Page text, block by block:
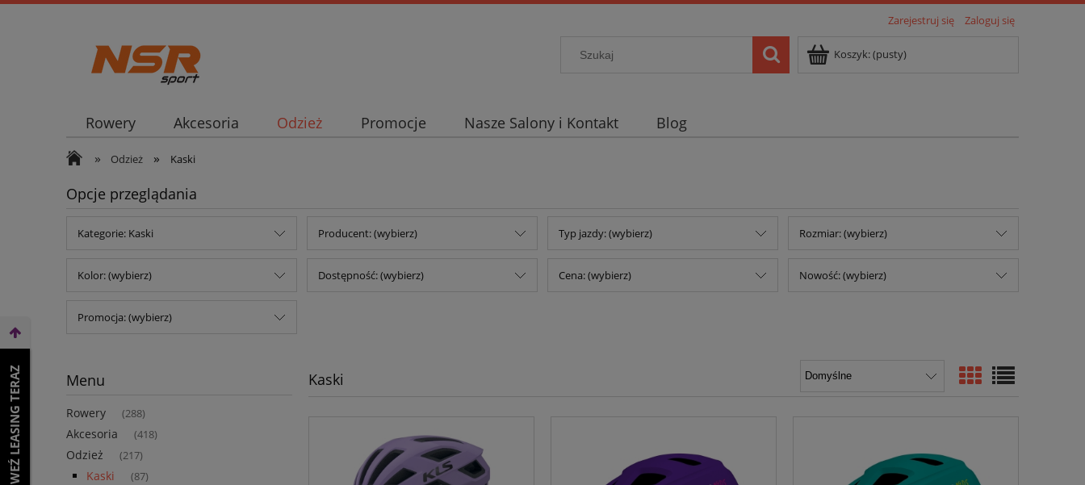
Zarejestruj się Zaloguj się
Koszyk:(pusty)
Rowery Akcesoria Odzież Promocje Nasze Salony i Kontakt Blog
» Odzież » Kaski
Opcje przeglądania
Kategorie: Kaski Producent: (wybierz) Typ jazdy: (wybierz) Rozmiar: (wybierz)
Kolor: (wybierz) Dostępność: (wybierz) Cena: (wybierz) Nowość: (wybierz)
Promocja: (wybierz)
Menu
Rowery (288)
Akcesoria (418)
Odzież (217)
Kaski (87)
Kaski
WEŹ LEASING TERAZ